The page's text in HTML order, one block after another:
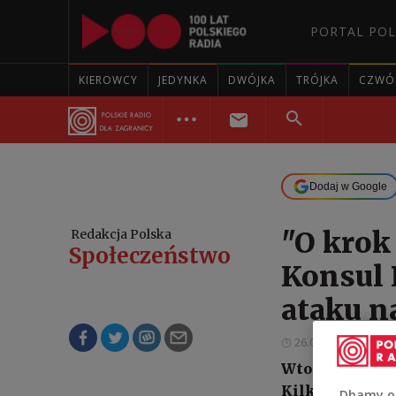
PORTAL
KIEROWCY JEDYNKA DWÓJKA TRÓJKA
Dodaj w Google
Redakcja Polska
Społeczeństwo
"O
Konsul
ataku
26.03.2026 12:35
Wtorkowe
Kilkadziesiąt